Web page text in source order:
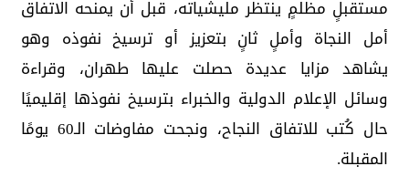
مستقبلٍ مظلمٍ ينتظر مليشياته، قبل أن يمنحه الاتفاق
أمل النجاة وأملٍ ثانٍ بتعزيز أو ترسيخ نفوذه وهو
يشاهد مزايا عديدة حصلت عليها طهران، وقراءة
وسائل الإعلام الدولية والخبراء بترسيخ نفوذها إقليميًا
حال كُتب للاتفاق النجاح، ونجحت مفاوضات الـ60 يومًا
المقبلة.